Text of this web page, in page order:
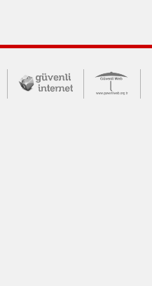
İletişim Merkezi
Çocuklar Güvende (yeni
Güvenli